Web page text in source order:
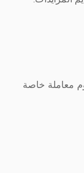
معاملة خاصة